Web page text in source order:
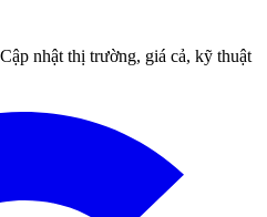
nhật thị trường, giá cả, kỹ thuật